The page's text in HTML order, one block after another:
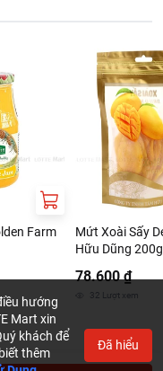
Farm
Mứt Xoài Sấy
Hữu Dũng 200g
78.600 ₫
32 Lượt xem
hướng
Mart xin
khách để
thêm
Đã hiểu